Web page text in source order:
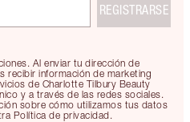
Al enviar tu dirección de
recibir información de marketing
de Charlotte Tilbury Beauty
y a través de las redes sociales.
sobre cómo utilizamos tus datos
Política de privacidad.
REGISTRARSE